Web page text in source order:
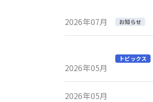
2026年07月 お知らせ
2026年05月
トピックス
2026年05月